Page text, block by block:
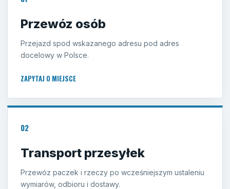
Przewóz osób
Przejazd spod wskazanego adresu pod adres
docelowy w Polsce.
ZAPYTAJ O MIEJSCE
02
Transport przesyłek
Przewóz paczek i rzeczy po wcześniejszym ustaleniu
wymiarów, odbioru i dostawy.